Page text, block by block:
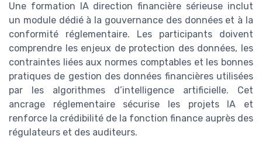
Une formation IA direction financière sérieuse inclut
un module dédié à la gouvernance des données et à la
conformité réglementaire. Les participants doivent
comprendre les enjeux de protection des données, les
contraintes liées aux normes comptables et les bonnes
pratiques de gestion des données financières utilisées
par les algorithmes d’intelligence artificielle. Cet
ancrage réglementaire sécurise les projets IA et
renforce la crédibilité de la fonction finance auprès des
régulateurs et des auditeurs.